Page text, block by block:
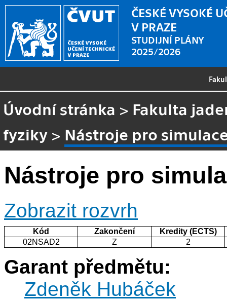
ČESKÉ VYSOKÉ
V PRAZE
STUDIJNÍ PLÁNY
2025/2026
Úvodní stránka > Fakulta
fyziky > Nástroje pro
Nástroje pro
Zobrazit rozvrh
Kód Zakončení
Kredity (ECTS)
02NSAD2
Z 2
Garant předmětu:
Zdeněk Hubáček